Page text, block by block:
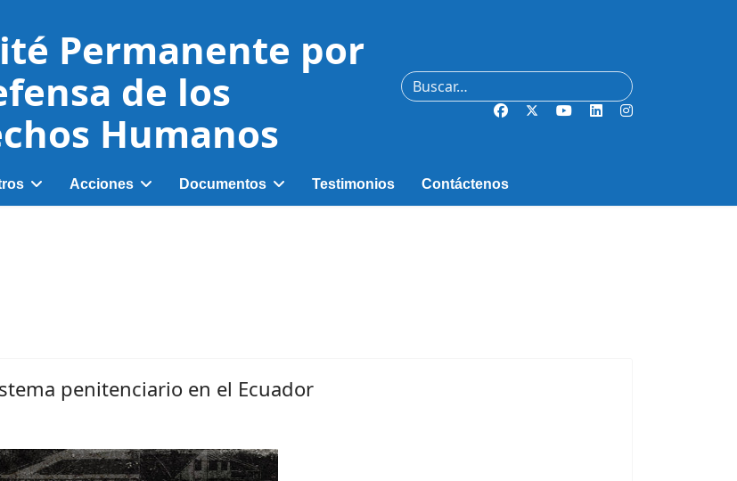
Permanente por
de los
Humanos
Buscar
Acciones Documentos Testimonios Contáctenos
penitenciario en el Ecuador